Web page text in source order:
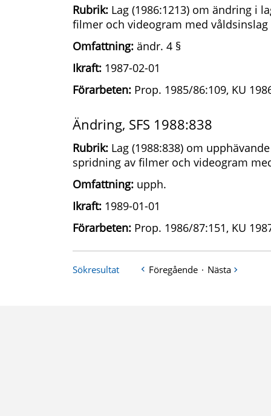
Rubrik: Lag (1986:1213) om ändring i
filmer och videogram med våldsinslag
Omfattning: ändr. 4 §
Ikraft: 1987-02-01
Förarbeten: Prop. 1985/86:109, KU
Ändring, SFS 1988:838
Rubrik: Lag (1988:838) om
spridning av filmer och videogram
Omfattning: upph.
Ikraft: 1989-01-01
Förarbeten: Prop. 1986/87:151, KU
Sökresultat Föregående · Nästa